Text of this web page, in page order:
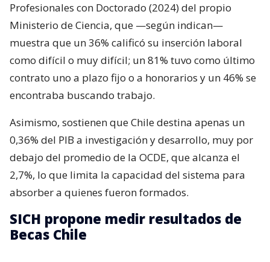
Profesionales con Doctorado (2024) del propio
Ministerio de Ciencia, que —según indican—
muestra que un 36% calificó su inserción laboral
como difícil o muy difícil; un 81% tuvo como último
contrato uno a plazo fijo o a honorarios y un 46% se
encontraba buscando trabajo.
Asimismo, sostienen que Chile destina apenas un
0,36% del PIB a investigación y desarrollo, muy por
debajo del promedio de la OCDE, que alcanza el
2,7%, lo que limita la capacidad del sistema para
absorber a quienes fueron formados.
SICH propone medir resultados de
Becas Chile